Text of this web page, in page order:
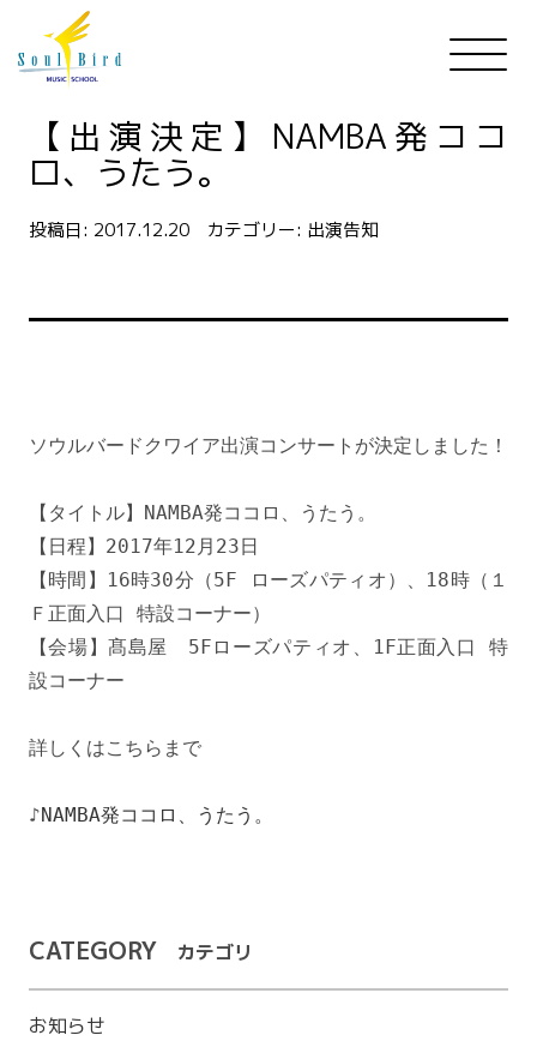
【出演決定】NAMBA発ココ
ロ、うたう。
投稿日: 2017.12.20 カテゴリー: 出演告知
ソウルバードクワイア出演コンサートが決定しました！
【タイトル】NAMBA発ココロ、うたう。
【日程】2017年12月23日
【時間】16時30分（5F ローズパティオ）、18時（１
Ｆ正面入口 特設コーナー）
【会場】髙島屋　5Fローズパティオ、1F正面入口 特
設コーナー
詳しくはこちらまで
♪NAMBA発ココロ、うたう。
CATEGORY カテゴリ
お知らせ